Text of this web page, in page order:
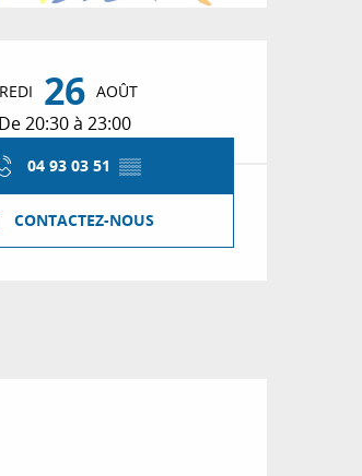
et
26 AOÛT
De 20:30 à 23:00
04 93 03 51 ▒▒
CONTACTEZ-NOUS